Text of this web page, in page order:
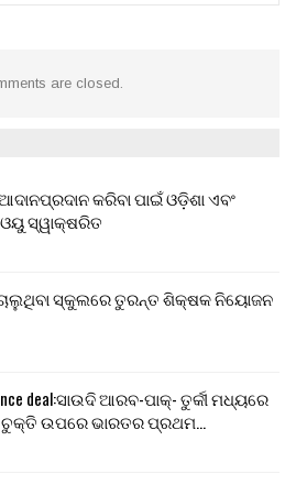
are closed.
କରିବା ପାଇଁ ଓଡ଼ିଶା ଏବଂ
ସ୍ୱାକ୍ଷରିତ
ସ୍କୁଲରେ ତୁରନ୍ତ ଶିକ୍ଷକ ନିୟୋଜନ
deal:ସାଉଦି ଆରବ-ପାକ୍- ତୁର୍କୀ ମଧ୍ୟରେ
ଉପରେ ଭାରତର ପ୍ରଥମ…